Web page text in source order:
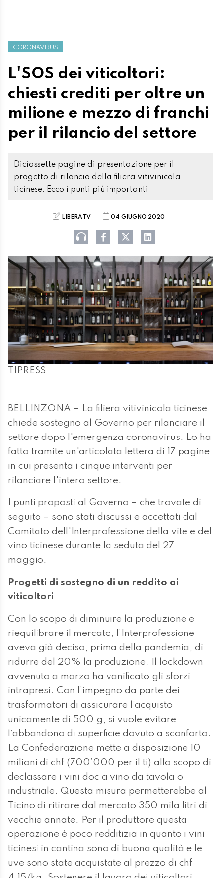
CORONAVIRUS
L'SOS dei viticoltori:
chiesti crediti per oltre un
milione e mezzo di franchi
per il rilancio del settore
Diciassette pagine di presentazione per il
progetto di rilancio della filiera vitivinicola
ticinese. Ecco i punti più importanti
LIBERATV 04 GIUGNO 2020
TIPRESS
BELLINZONA – La filiera vitivinicola ticinese
chiede sostegno al Governo per rilanciare il
settore dopo l'emergenza coronavirus. Lo ha
fatto tramite un'articolata lettera di 17 pagine
in cui presenta i cinque interventi per
rilanciare l'intero settore.
I punti proposti al Governo – che trovate di
seguito – sono stati discussi e accettati dal
Comitato dell'Interprofessione della vite e del
vino ticinese durante la seduta del 27
maggio.
Progetti di sostegno di un reddito ai
viticoltori
Con lo scopo di diminuire la produzione e
riequilibrare il mercato, l’Interprofessione
aveva già deciso, prima della pandemia, di
ridurre del 20% la produzione. Il lockdown
avvenuto a marzo ha vanificato gli sforzi
intrapresi. Con l’impegno da parte dei
trasformatori di assicurare l’acquisto
unicamente di 500 g, si vuole evitare
l’abbandono di superficie dovuto a sconforto.
La Confederazione mette a disposizione 10
milioni di chf (700’000 per il ti) allo scopo di
declassare i vini doc a vino da tavola o
industriale. Questa misura permetterebbe al
Ticino di ritirare dal mercato 350 mila litri di
vecchie annate. Per il produttore questa
operazione è poco redditizia in quanto i vini
ticinesi in cantina sono di buona qualità e le
uve sono state acquistate al prezzo di chf